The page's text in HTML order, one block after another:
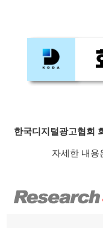
한국디지털광고협회
자세한 내용